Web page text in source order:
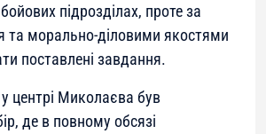
підрозділах, проте за
та морально-діловими якостями
поставлені завдання.
у центрі Миколаєва був
де в повному обсязі